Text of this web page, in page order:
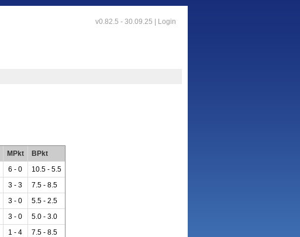
v0.82.5 - 30.09.25 | Login
MPkt
BPkt
6 - 0
10.5 - 5.5
3 - 3
7.5 - 8.5
3 - 0
5.5 - 2.5
3 - 0
5.0 - 3.0
1 - 4
7.5 - 8.5